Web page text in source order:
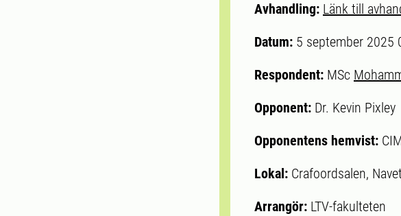
Avhandling: Länk till
Datum: 5 september 2025
Respondent: MSc
Opponent: Dr. Kevin Pixley
Opponentens hemvist:
Lokal: Crafoordsalen, Navet
Arrangör: LTV-fakulteten